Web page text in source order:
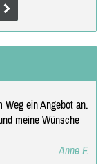
Weg ein Angebot an.
meine Wünsche
Anne F.